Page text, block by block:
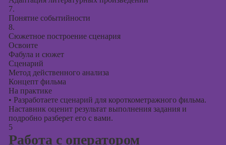
7.
Понятие событийности
8.
Сюжетное построение сценария
Освоите
Фабула и сюжет
Сценарий
Метод действенного анализа
Концепт фильма
На практике
• Разработаете сценарий для короткометражного фильма.
Наставник оценит результат выполнения задания и
подробно разберет его с вами.
5
Работа с оператором